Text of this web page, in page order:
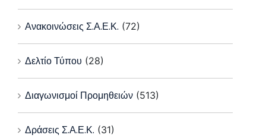
Ανακοινώσεις Σ.Α.Ε.Κ. (72)
Δελτίο Τύπου (28)
Διαγωνισμοί Προμηθειών (513)
Δράσεις Σ.Α.Ε.Κ. (31)